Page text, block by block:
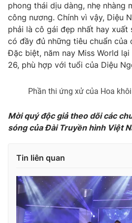
Photo
Video
Thị trường 24h Tấm
VTV4
VTV9 VTV8
Liên hệ tòa soạn
phong thái dịu dàng, nhẹ nhàng
công nương. Chính vì vậy, Diệu
phải là cô gái đẹp nhất hay xuất
có đầy đủ những tiêu chuẩn của
Đặc biệt, năm nay Miss World
26, phù hợp với tuổi của Diệu
Phần thi ứng xử của Hoa
Mời quý độc giả theo dõi các
sóng của Đài Truyền hình Việt
Tin liên quan